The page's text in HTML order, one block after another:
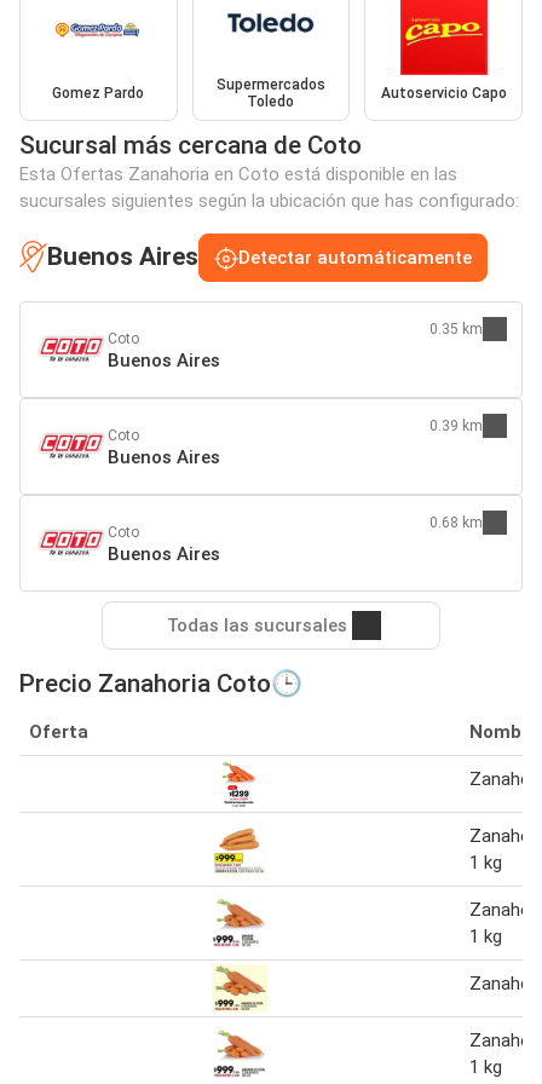
Gomez Pardo
Supermercados
Toledo
Autoservicio Capo
Sucursal más cercana de Coto
Esta Ofertas Zanahoria en Coto está disponible en las
sucursales siguientes según la ubicación que has configurado:
Buenos Aires Detectar automáticamente
Coto
Buenos Aires
0.35 km
Coto
Buenos Aires
0.39 km
Coto
Buenos Aires
0.68 km
Todas las sucursales
Precio Zanahoria Coto🕒
Oferta Nombre
1 kg
1 kg
1 kg